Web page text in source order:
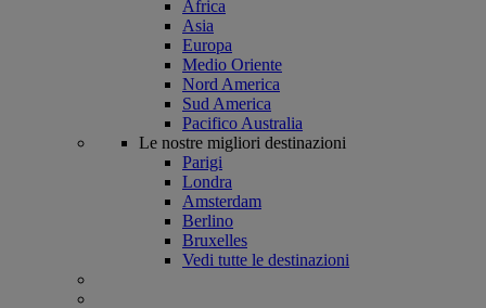
Africa
Asia
Europa
Medio Oriente
Nord America
Sud America
Pacifico Australia
Le nostre migliori destinazioni
Parigi
Londra
Amsterdam
Berlino
Bruxelles
Vedi tutte le destinazioni